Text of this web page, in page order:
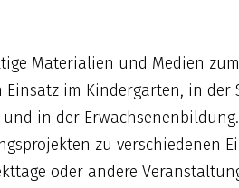
Materialien und Medien zum
Einsatz im Kindergarten, in der
in der
zu verschiedenen
oder andere